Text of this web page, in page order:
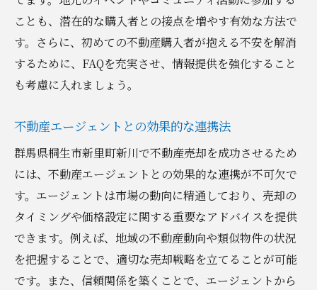
ことも、潜在的な購入者との接点を増やす有効な方法で
す。さらに、初めての不動産購入者が抱える不安を解消
するために、FAQを充実させ、情報提供を強化すること
も考慮に入れましょう。
不動産エージェントとの効果的な連携法
群馬県桐生市新里町新川で不動産売却を成功させるため
には、不動産エージェントとの効果的な連携が不可欠で
す。エージェントは市場の動向に精通しており、売却の
タイミングや価格設定に関する重要なアドバイスを提供
できます。例えば、地域の不動産動向や類似物件の状況
を把握することで、適切な売却戦略を立てることが可能
です。また、信頼関係を築くことで、エージェントから